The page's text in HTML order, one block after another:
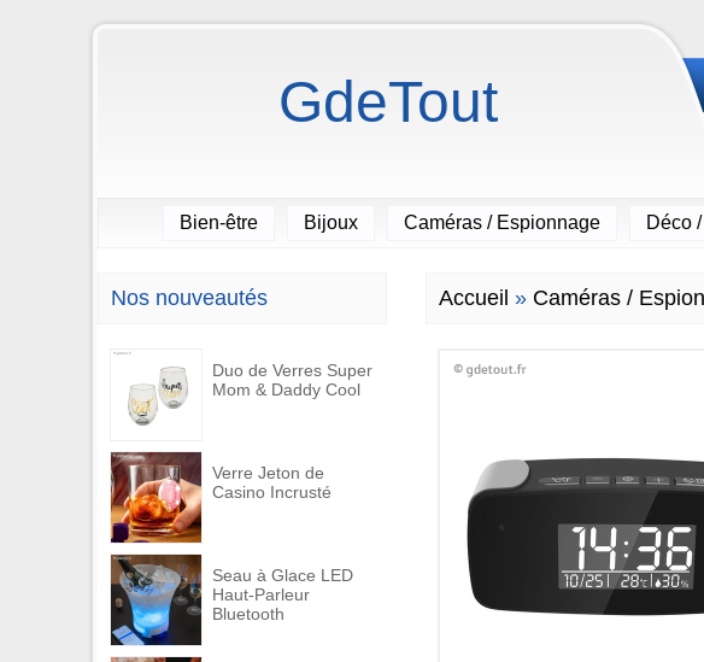
GdeTout
Bien-être Bijoux Caméras / Espionnage Déco
Nos nouveautés
Duo de Verres Super
Mom & Daddy Cool
Verre Jeton de
Casino Incrusté
Seau à Glace LED
Haut-Parleur
Bluetooth
Accueil » Caméras /